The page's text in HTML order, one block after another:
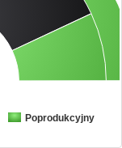
Poprodukcyjny